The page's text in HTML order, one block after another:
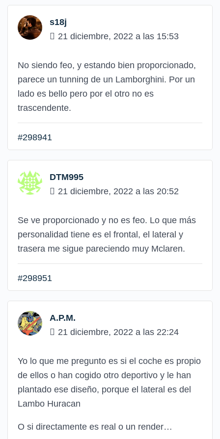
s18j
21 diciembre, 2022 a las 15:53
No siendo feo, y estando bien proporcionado,
parece un tunning de un Lamborghini. Por un
lado es bello pero por el otro no es
trascendente.
#298941
DTM995
21 diciembre, 2022 a las 20:52
Se ve proporcionado y no es feo. Lo que más
personalidad tiene es el frontal, el lateral y
trasera me sigue pareciendo muy Mclaren.
#298951
A.P.M.
21 diciembre, 2022 a las 22:24
Yo lo que me pregunto es si el coche es propio
de ellos o han cogido otro deportivo y le han
plantado ese diseño, porque el lateral es del
Lambo Huracan
O si directamente es real o un render…